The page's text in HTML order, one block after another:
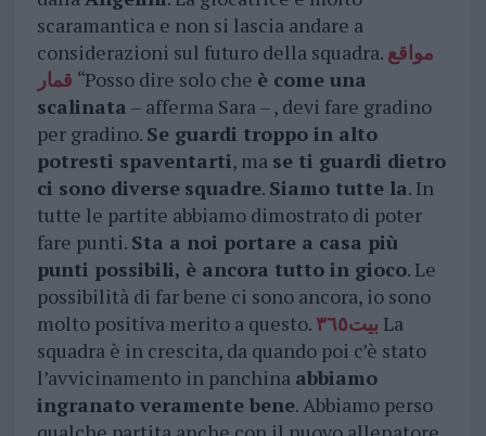
scaramantica e non si lascia andare a
considerazioni sul futuro della squadra. مواقع
قمار “Posso dire solo che è come una
scalinata – afferma Sara – , devi fare gradino
per gradino. Se guardi troppo in alto
potresti spaventarti, ma se ti guardi dietro
ci sono diverse squadre. Siamo tutte la. In
tutte le partite abbiamo dimostrato di poter
fare punti. Sta a noi portare a casa più
punti possibili, è ancora tutto in gioco. Le
possibilità di far bene ci sono ancora, io sono
molto positiva merito a questo.
بيت٣٦٥ La
squadra è in crescita, da quando poi c’è stato
l’avvicinamento in panchina abbiamo
ingranato veramente bene. Abbiamo perso